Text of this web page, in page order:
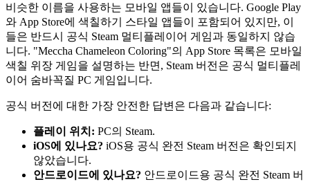
비슷한 이름을 사용하는 모바일 앱들이 있습니다. Google Play
와 App Store에 색칠하기 스타일 앱들이 포함되어 있지만, 이
들은 반드시 공식 Steam 멀티플레이어 게임과 동일하지 않습
니다. "Meccha Chameleon Coloring"의 App Store 목록은 모바일
색칠 위장 게임을 설명하는 반면, Steam 버전은 공식 멀티플레
이어 숨바꼭질 PC 게임입니다.
공식 버전에 대한 가장 안전한 답변은 다음과 같습니다:
플레이 위치: PC의 Steam.
iOS에 있나요? iOS용 공식 완전 Steam 버전은 확인되지
않았습니다.
안드로이드에 있나요? 안드로이드용 공식 완전 Steam 버